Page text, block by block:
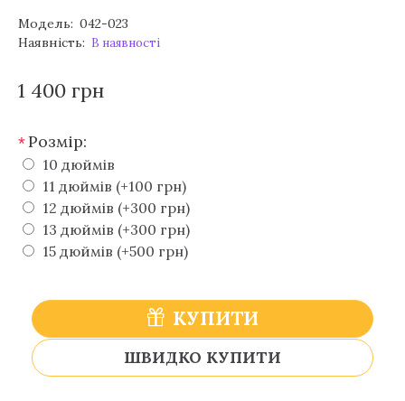
Модель: 042-023
Наявність: В наявності
1 400 грн
*Розмір:
10 дюймів
11 дюймів (+100 грн)
12 дюймів (+300 грн)
13 дюймів (+300 грн)
15 дюймів (+500 грн)
КУПИТИ
ШВИДКО КУПИТИ